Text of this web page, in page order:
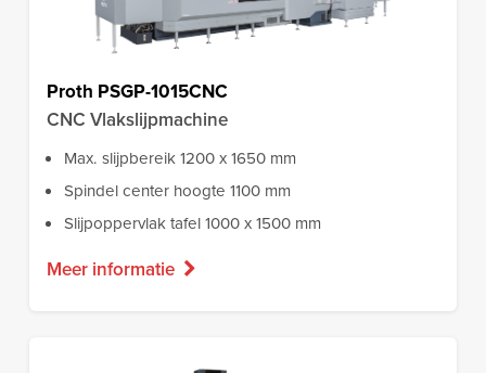
Proth PSGP-1015CNC
CNC Vlakslijpmachine
Max. slijpbereik 1200 x 1650 mm
Spindel center hoogte 1100 mm
Slijpoppervlak tafel 1000 x 1500 mm
Meer informatie